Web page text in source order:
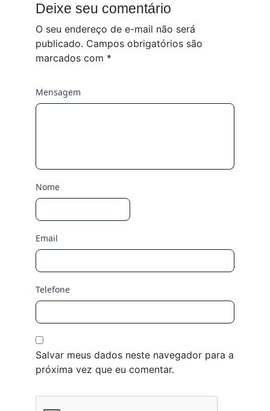
Deixe seu comentário
O seu endereço de e-mail não será
publicado. Campos obrigatórios são
marcados com *
Mensagem
Nome
Email
Telefone
Salvar meus dados neste navegador para a
próxima vez que eu comentar.